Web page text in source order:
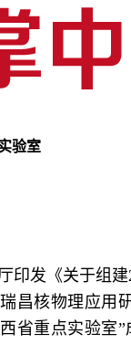
验室
印发《关于组
昌核物理应用
省重点实验室